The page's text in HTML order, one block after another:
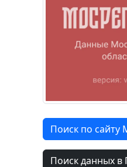
Поиск по сайту
Поиск данных в